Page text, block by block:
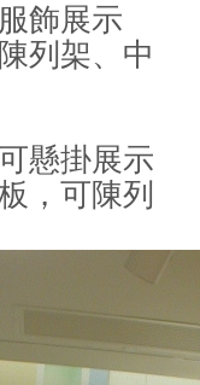
飾展示
列架、中
懸掛展示
，可陳列